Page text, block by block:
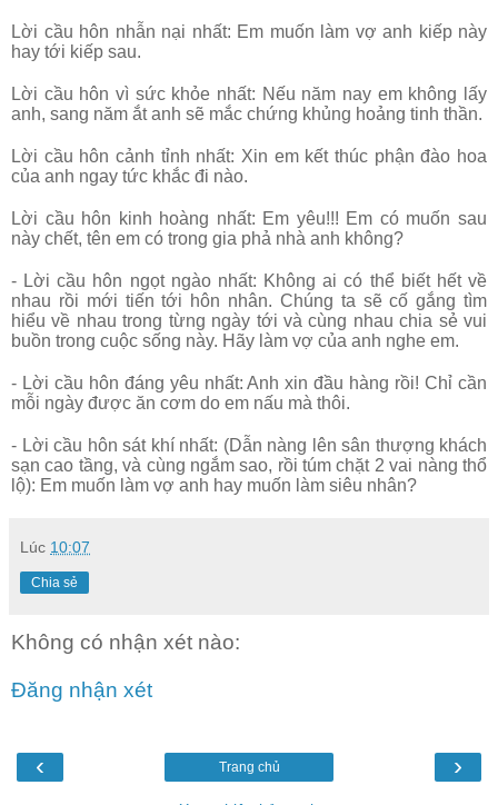
Lời cầu hôn nhẫn nại nhất: Em muốn làm vợ anh kiếp này
hay tới kiếp sau.
Lời cầu hôn vì sức khỏe nhất: Nếu năm nay em không lấy
anh, sang năm ắt anh sẽ mắc chứng khủng hoảng tinh thần.
Lời cầu hôn cảnh tỉnh nhất: Xin em kết thúc phận đào hoa
của anh ngay tức khắc đi nào.
Lời cầu hôn kinh hoàng nhất: Em yêu!!! Em có muốn sau
này chết, tên em có trong gia phả nhà anh không?
- Lời cầu hôn ngọt ngào nhất: Không ai có thể biết hết về
nhau rồi mới tiến tới hôn nhân. Chúng ta sẽ cố gắng tìm
hiểu về nhau trong từng ngày tới và cùng nhau chia sẻ vui
buồn trong cuộc sống này. Hãy làm vợ của anh nghe em.
- Lời cầu hôn đáng yêu nhất: Anh xin đầu hàng rồi! Chỉ cần
mỗi ngày được ăn cơm do em nấu mà thôi.
- Lời cầu hôn sát khí nhất: (Dẫn nàng lên sân thượng khách
sạn cao tầng, và cùng ngắm sao, rồi túm chặt 2 vai nàng thổ
lộ): Em muốn làm vợ anh hay muốn làm siêu nhân?
Lúc 10:07
Chia sẻ
Không có nhận xét nào:
Đăng nhận xét
‹ ›
Trang chủ